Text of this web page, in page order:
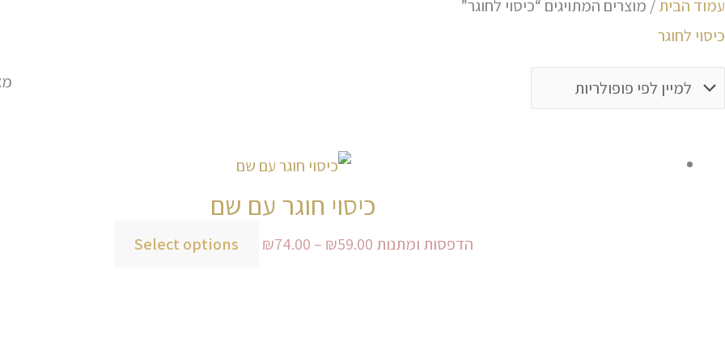
עמוד הבית/ מוצרים המתויגים “כיסוי לחוגר”
כיסוי לחוגר
כיסוי חוגר עם שם
הדפסות ומתנות ₪59.00
–
₪74.00
טווח
Select options